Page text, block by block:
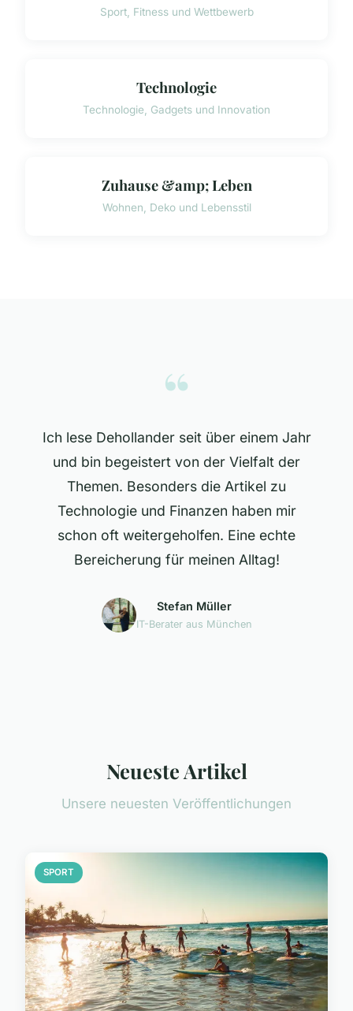
Sport, Fitness und Wettbewerb
Technologie
Technologie, Gadgets und Innovation
Zuhause &amp; Leben
Wohnen, Deko und Lebensstil
“
Ich lese Dehollander seit über einem Jahr
und bin begeistert von der Vielfalt der
Themen. Besonders die Artikel zu
Technologie und Finanzen haben mir
schon oft weitergeholfen. Eine echte
Bereicherung für meinen Alltag!
Stefan Müller
IT-Berater aus München
Neueste Artikel
Unsere neuesten Veröffentlichungen
SPORT